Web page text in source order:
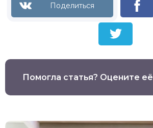
Помогла статья? Оцените её